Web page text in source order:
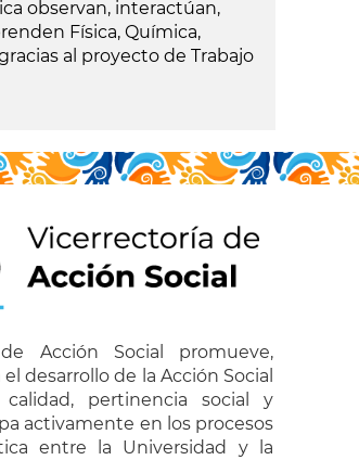
observan, interactúan,
Física, Química,
al proyecto de Trabajo
Acción Social promueve,
desarrollo de la Acción Social
pertinencia social y
activamente en los procesos
entre la Universidad y la